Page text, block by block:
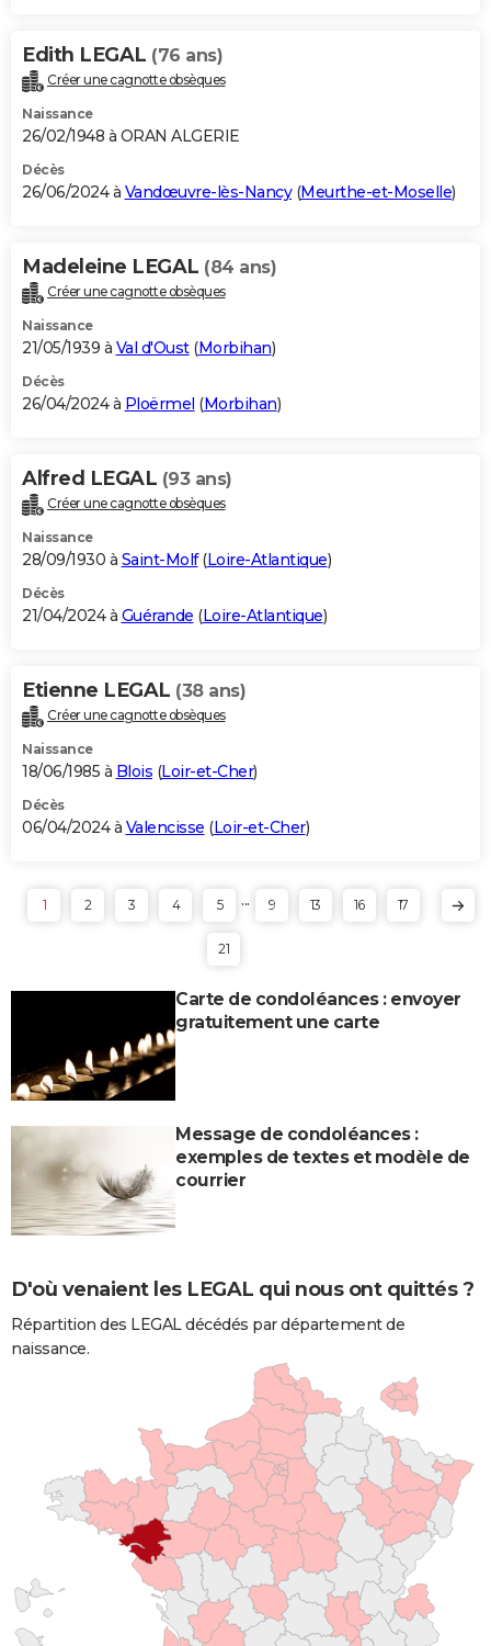
Edith LEGAL (76 ans)
Créer une cagnotte obsèques
Naissance
26/02/1948 à ORAN ALGERIE
Décès
26/06/2024 à Vandœuvre-lès-Nancy(Meurthe-et-Moselle)
Madeleine LEGAL (84 ans)
Créer une cagnotte obsèques
Naissance
21/05/1939 à Val d'Oust(Morbihan)
Décès
26/04/2024 à Ploërmel (Morbihan)
Alfred LEGAL (93 ans)
Créer une cagnotte obsèques
Naissance
28/09/1930 à Saint-Molf(Loire-Atlantique)
Décès
21/04/2024 à Guérande (Loire-Atlantique)
Etienne LEGAL (38 ans)
Créer une cagnotte obsèques
Naissance
18/06/1985 à Blois (Loir-et-Cher)
Décès
06/04/2024 à Valencisse (Loir-et-Cher)
1 2 3 4 5 ... 9 13 16 17
21
Carte de condoléances : envoyer
gratuitement une carte
Message de condoléances :
exemples de textes et modèle de
courrier
D'où venaient les LEGAL qui nous ont quittés ?
Répartition des LEGAL décédés par département de
naissance.